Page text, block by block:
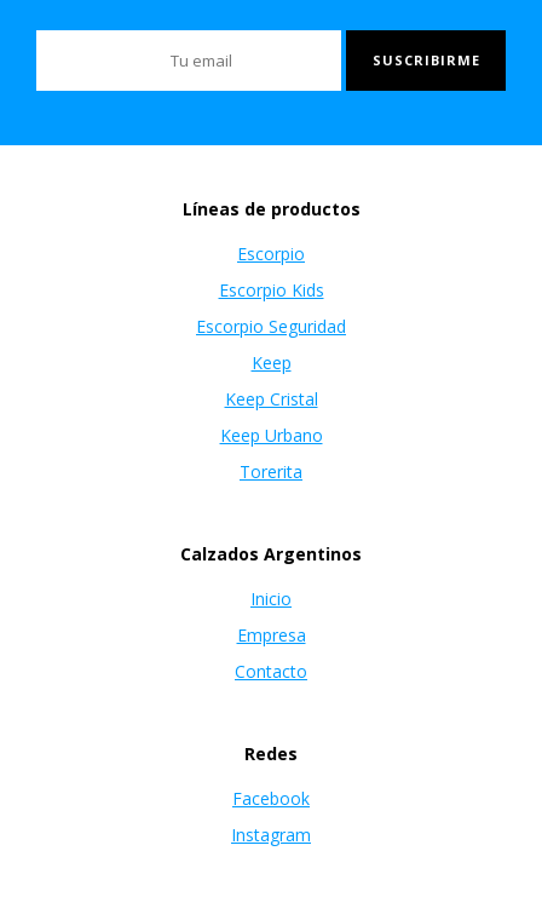
Líneas de productos
Escorpio
Escorpio Kids
Escorpio Seguridad
Keep
Keep Cristal
Keep Urbano
Torerita
Calzados Argentinos
Inicio
Empresa
Contacto
Redes
Facebook
Instagram